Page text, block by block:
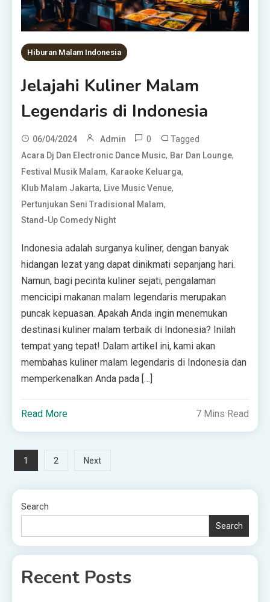
Hiburan Malam Indonesia
Jelajahi Kuliner Malam
Legendaris di Indonesia
06/04/2024 Admin 0 Tagged
Acara Dj Dan Electronic Dance Music, Bar Dan Lounge,
Festival Musik Malam, Karaoke Keluarga,
Klub Malam Jakarta, Live Music Venue,
Pertunjukan Seni Tradisional Malam,
Stand-Up Comedy Night
Indonesia adalah surganya kuliner, dengan banyak
hidangan lezat yang dapat dinikmati sepanjang hari.
Namun, bagi pecinta kuliner sejati, pengalaman
mencicipi makanan malam legendaris merupakan
puncak kepuasan. Apakah Anda ingin menemukan
destinasi kuliner malam terbaik di Indonesia? Inilah
tempat yang tepat! Dalam artikel ini, kami akan
membahas kuliner malam legendaris di Indonesia dan
memperkenalkan Anda pada […]
Read More 7 Mins Read
Posts
pagination
1 2 Next
Search
Search
Recent Posts